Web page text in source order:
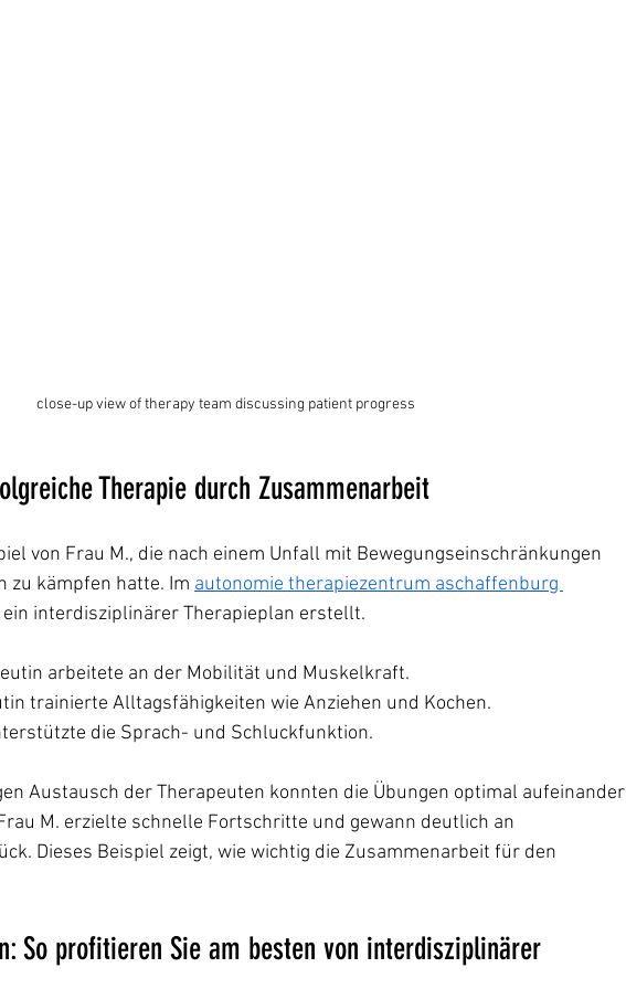
close-up view of therapy team discussing patient progress
Therapie durch Zusammenarbeit
von Frau M., die nach einem Unfall mit Bewegungseinschränkungen
zu kämpfen hatte. Im autonomie therapiezentrum aschaffenburg
interdisziplinärer Therapieplan erstellt.
arbeitete an der Mobilität und Muskelkraft.
trainierte Alltagsfähigkeiten wie Anziehen und Kochen.
die Sprach- und Schluckfunktion.
Austausch der Therapeuten konnten die Übungen optimal aufeinander
M. erzielte schnelle Fortschritte und gewann deutlich an
Dieses Beispiel zeigt, wie wichtig die Zusammenarbeit für den
So profitieren Sie am besten von interdisziplinärer